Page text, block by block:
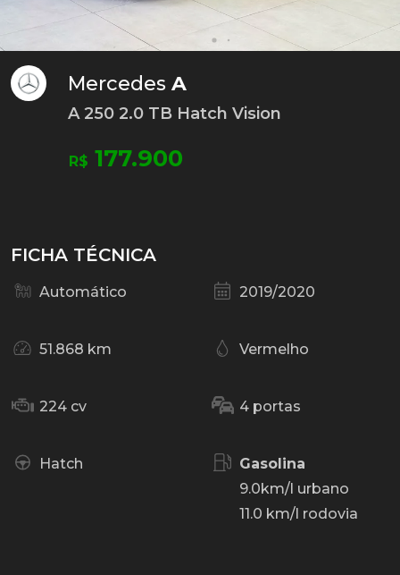
Mercedes A
A 250 2.0 TB Hatch Vision
R$ 177.900
FICHA TÉCNICA
Automático 2019/2020
51.868 km Vermelho
224 cv 4 portas
Hatch
Gasolina
9.0km/l urbano
11.0 km/l rodovia